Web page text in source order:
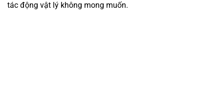
tác động vật lý không mong muốn.